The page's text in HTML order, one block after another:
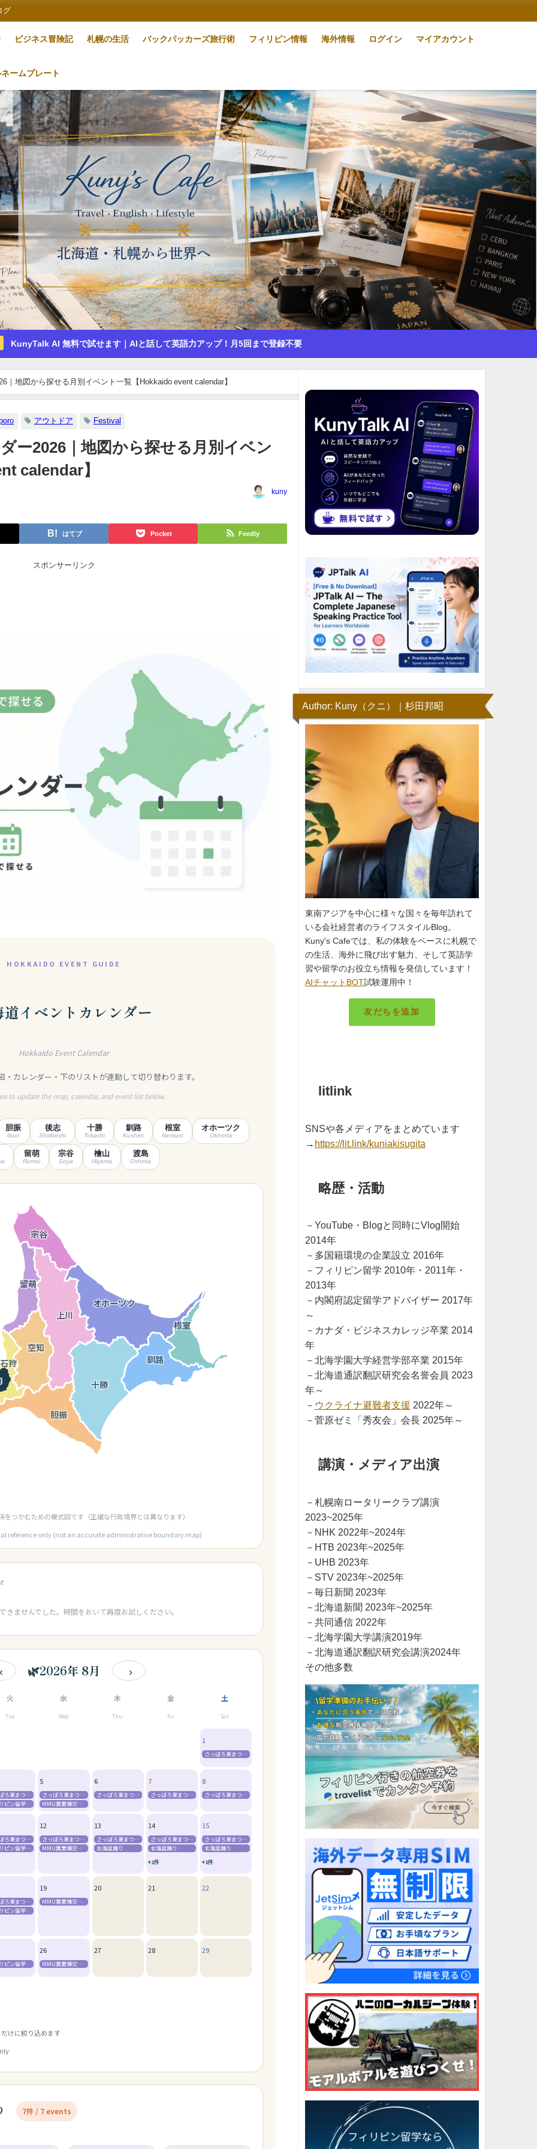
グ
ビジネス冒険記 札幌の生活 バックパッカーズ旅行術 フィリピン情報 海外情報 ログイン マイアカウント
ームプレート
KunyTalk AI 無料で試せます｜AIと話して英語力アップ！月5回まで登録不要
｜地図から探せる月別イベント一覧【Hokkaido event calendar】
アウトドア Festival
ー2026｜地図から探せる月別イベン
calendar】
kuny
はてブ Pocket Feedly
スポンサーリンク
HOKKAIDO EVENT GUIDE
イベントカレンダー
Hokkaido Event Calendar
・カレンダー・下のリストが連動して切り替わります。
to update the map, calendar, and event list below.
胆振
Iburi
後志
Shiribeshi
十勝
Tokachi
釧路
Kushiro
根室
Nemuro
オホーツク
Okhotsk
留萌
Rumoi
宗谷
Soya
檜山
Hiyama
渡島
Oshima
石狩
空知
胆振
十勝
釧路
根室
オホーツク
上川
留萌
宗谷
つかむための模式図です（正確な行政境界とは異なります）
reference only (not an accurate administrative boundary map)
きませんでした。時間をおいて再度お試しください。
🌿2026年 8月 ›
火
Tue
水
Wed
木
Thu
金
Fri
土
Sat
1
さっぽろ夏まつり（ビアガーデン・狸まつり・すすきの祭り）
さっぽろ夏まつり（ビアガーデン・狸まつり・すすきの祭り）
フィリピン留学説明会（火曜 18:30〜20:30）
5
さっぽろ夏まつり（ビアガーデン・狸まつり・すすきの祭り）
MMU異業種交流会「ガンバルマン」ランチ会
6
さっぽろ夏まつり（ビアガーデン・狸まつり・すすきの祭り）
7
さっぽろ夏まつり（ビアガーデン・狸まつり・すすきの祭り）
8
さっぽろ夏まつり（ビアガーデン・狸まつり・すすきの祭り）
さっぽろ夏まつり（ビアガーデン・狸まつり・すすきの祭り）
フィリピン留学説明会（火曜 18:30〜20:30）
12
さっぽろ夏まつり（ビアガーデン・狸まつり・すすきの祭り）
MMU異業種交流会「ガンバルマン」ランチ会
13
さっぽろ夏まつり（ビアガーデン・狸まつり・すすきの祭り）
北海盆踊り
14
さっぽろ夏まつり（ビアガーデン・狸まつり・すすきの祭り）
北海盆踊り
+1件
15
さっぽろ夏まつり（ビアガーデン・狸まつり・すすきの祭り）
北海盆踊り
+1件
さっぽろ夏まつり（ビアガーデン・狸まつり・すすきの祭り）
フィリピン留学説明会（火曜 18:30〜20:30）
19
MMU異業種交流会「ガンバルマン」ランチ会
20 21 22
フィリピン留学説明会（火曜 18:30〜20:30）
26
MMU異業種交流会「ガンバルマン」ランチ会
27 28 29
けに絞り込めます
7件 / 7 events
Author: Kuny（クニ）｜杉田邦昭
東南アジアを中心に様々な国々を毎年訪れて
いる会社経営者のライフスタイルBlog。
Kuny's Cafeでは、私の体験をベースに札幌で
の生活、海外に飛び出す魅力、そして英語学
習や留学のお役立ち情報を発信しています！
AIチャットBOT試験運用中！
友だちを追加
litlink
SNSや各メディアをまとめています
→ https://lit.link/kuniakisugita
略歴・活動
－YouTube・Blogと同時にVlog開始
2014年
－多国籍環境の企業設立 2016年
－フィリピン留学 2010年・2011年・
2013年
－内閣府認定留学アドバイザー 2017年
～
－カナダ・ビジネスカレッジ卒業 2014
年
－北海学園大学経営学部卒業 2015年
－北海道通訳翻訳研究会名誉会員 2023
年～
－ ウクライナ避難者支援 2022年～
－菅原ゼミ「秀友会」会長 2025年～
講演・メディア出演
－札幌南ロータリークラブ講演
2023~2025年
－NHK 2022年~2024年
－HTB 2023年~2025年
－UHB 2023年
－STV 2023年~2025年
－毎日新聞 2023年
－北海道新聞 2023年~2025年
－共同通信 2022年
－北海学園大学講演2019年
－北海道通訳翻訳研究会講演2024年
その他多数